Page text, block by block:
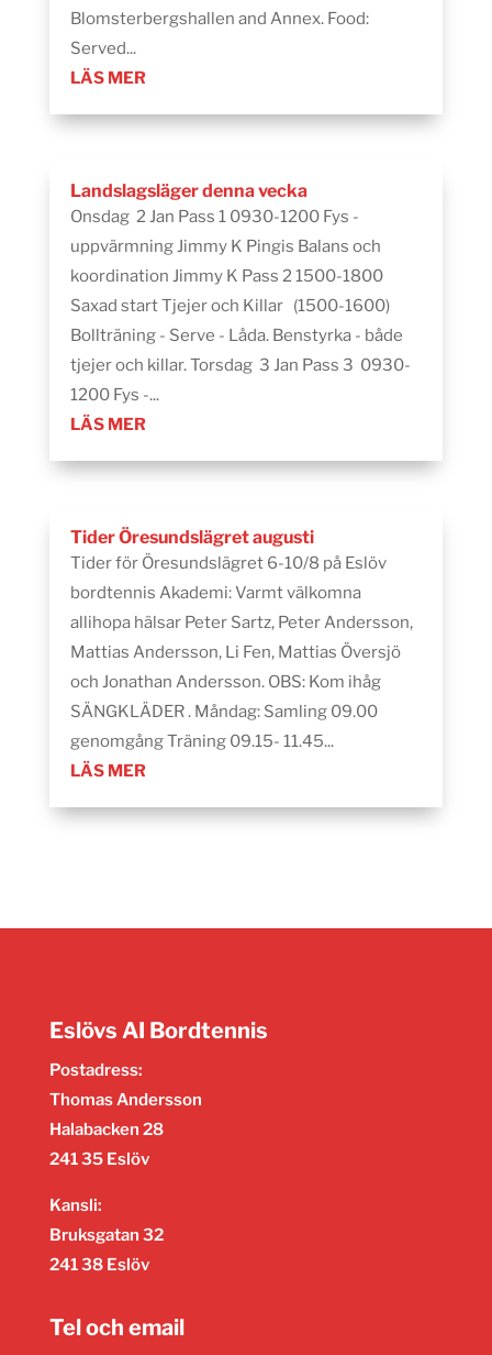
Blomsterbergshallen and Annex. Food:
Served...
LÄS MER
Landslagsläger denna vecka
Onsdag 2 Jan Pass 1 0930-1200 Fys -
uppvärmning Jimmy K Pingis Balans och
koordination Jimmy K Pass 2 1500-1800
Saxad start Tjejer och Killar (1500-1600)
Bollträning - Serve - Låda. Benstyrka - både
tjejer och killar. Torsdag 3 Jan Pass 3 0930-
1200 Fys -...
LÄS MER
Tider Öresundslägret augusti
Tider för Öresundslägret 6-10/8 på Eslöv
bordtennis Akademi: Varmt välkomna
allihopa hälsar Peter Sartz, Peter Andersson,
Mattias Andersson, Li Fen, Mattias Översjö
och Jonathan Andersson. OBS: Kom ihåg
SÄNGKLÄDER . Måndag: Samling 09.00
genomgång Träning 09.15- 11.45...
LÄS MER
Eslövs AI Bordtennis
Postadress:
Thomas Andersson
Halabacken 28
241 35 Eslöv
Kansli:
Bruksgatan 32
241 38 Eslöv
Tel och email